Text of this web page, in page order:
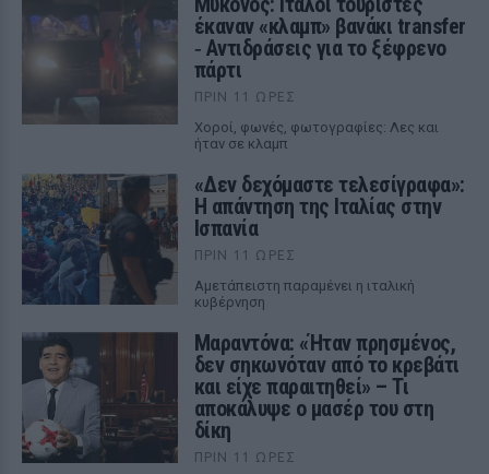
έκαναν «κλαμπ» βανάκι transfer
‑ Αντιδράσεις για το ξέφρενο
πάρτι
ΠΡΙΝ 11 ΏΡΕΣ
Χοροί, φωνές, φωτογραφίες: Λες και
ήταν σε κλαμπ
«Δεν δεχόμαστε τελεσίγραφα»:
Η απάντηση της Ιταλίας στην
Ισπανία
ΠΡΙΝ 11 ΏΡΕΣ
Αμετάπειστη παραμένει η ιταλική
κυβέρνηση
Μαραντόνα: «Ήταν πρησμένος,
δεν σηκωνόταν από το κρεβάτι
και είχε παραιτηθεί» – Τι
αποκάλυψε ο μασέρ του στη
δίκη
ΠΡΙΝ 11 ΏΡΕΣ